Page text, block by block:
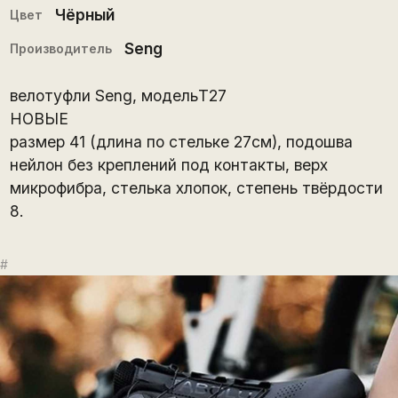
Цвет Чёрный
Производитель Seng
велотуфли Seng, модельT27
НОВЫЕ
размер 41 (длина по стельке 27см), подошва
нейлон без креплений под контакты, верх
микрофибра, стелька хлопок, степень твёрдости
8.
#